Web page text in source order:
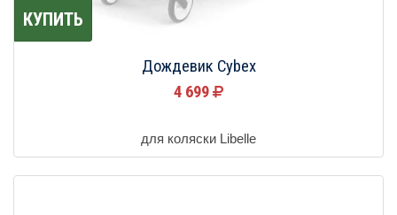
КУПИТЬ
Дождевик Cybex
4 699
для коляски Libelle